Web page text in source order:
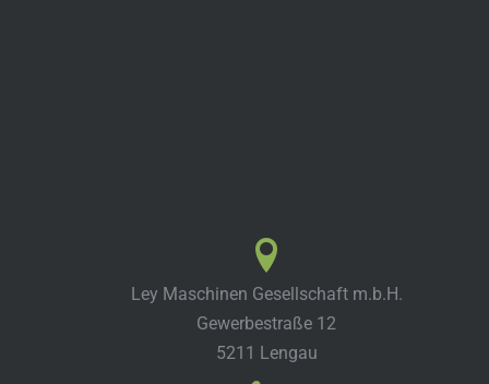
Ley Maschinen Gesellschaft m.b.H.
Gewerbestraße 12
5211 Lengau